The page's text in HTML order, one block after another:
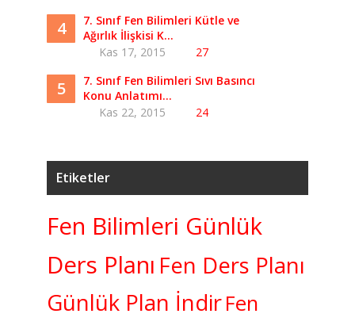
4
7. Sınıf Fen Bilimleri Kütle ve
Ağırlık İlişkisi K...
Kas 17, 2015
27
5
7. Sınıf Fen Bilimleri Sıvı Basıncı
Konu Anlatımı...
Kas 22, 2015
24
Etiketler
Fen Bilimleri Günlük
Ders Planı Fen Ders Planı
Günlük Plan İndirFen